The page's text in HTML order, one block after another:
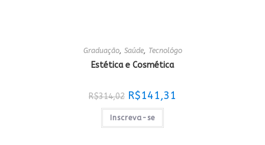
Graduação, Saúde, Tecnológo
Estética e Cosmética
R$314,02 O
preço
original
era:
R$314,02.
R$141,31
Inscreva-se